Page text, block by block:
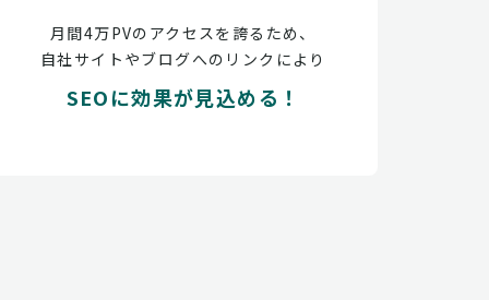
月間4万PVのアクセスを誇るため、
自社サイトやブログへのリンクにより
SEOに効果が見込める！